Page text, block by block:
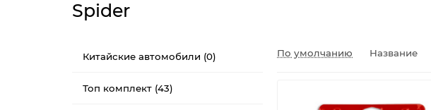
Spider
Китайские автомобили (0)
Топ комплект (43)
По умолчанию Название